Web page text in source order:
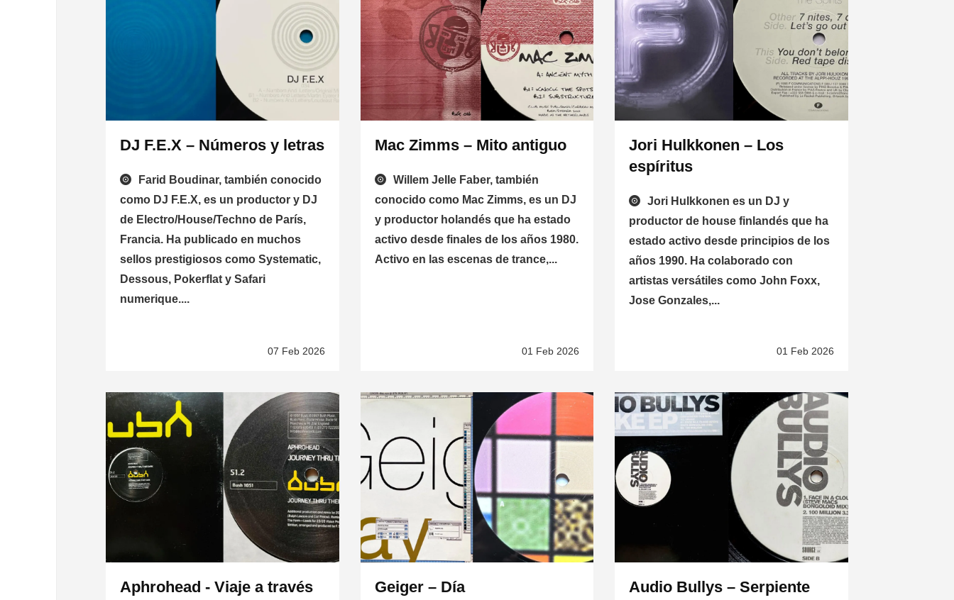
DJ F.E.X – Números y letras
Farid Boudinar, también conocido
como DJ F.E.X, es un productor y DJ
de Electro/House/Techno de París,
Francia. Ha publicado en muchos
sellos prestigiosos como Systematic,
Dessous, Pokerflat y Safari
numerique....
07 Feb 2026
Mac Zimms – Mito antiguo
Willem Jelle Faber, también
conocido como Mac Zimms, es un DJ
y productor holandés que ha estado
activo desde finales de los años 1980.
Activo en las escenas de trance,...
01 Feb 2026
Jori Hulkkonen – Los
espíritus
Jori Hulkkonen es un DJ y
productor de house finlandés que ha
estado activo desde principios de los
años 1990. Ha colaborado con
artistas versátiles como John Foxx,
Jose Gonzales,...
01 Feb 2026
Aphrohead - Viaje a través
Geiger – Día
Audio Bullys – Serpiente